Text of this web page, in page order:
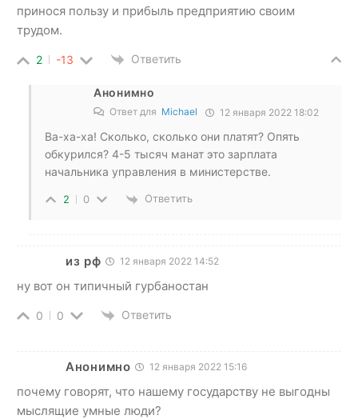
принося пользу и прибыль предприятию своим
трудом.
2 -13 Ответить
Анонимно
Ответ для Michael 12 января 2022 18:02
Ва-ха-ха! Сколько, сколько они платят? Опять
обкурился? 4-5 тысяч манат это зарплата
начальника управления в министерстве.
2 0 Ответить
из рф 12 января 2022 14:52
ну вот он типичный гурбаностан
0 0 Ответить
Анонимно 12 января 2022 15:16
почему говорят, что нашему государству не выгодны
мыслящие умные люди?